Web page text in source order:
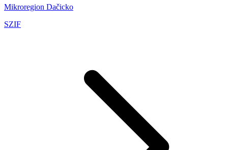
Mikroregion Dačicko
SZIF